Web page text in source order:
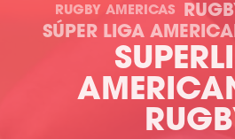
RUGBY AMERICAS
SÚPER LIGA